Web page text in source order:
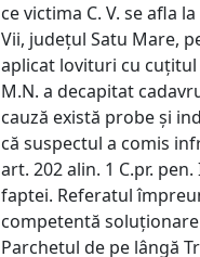
ce victima C. V. se afla
Vii, judeţul Satu Mare,
aplicat lovituri cu
M.N. a decapitat
cauză există probe şi
că suspectul a comis
art. 202 alin. 1 C.pr.
faptei. Referatul
competentă
Parchetul de pe lângă